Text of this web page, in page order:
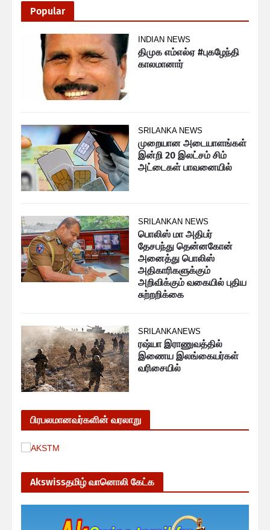
Popular
INDIAN NEWS
திமுக எம்எல்ஏ #புகழேந்தி
காலமானார்
SRILANKA NEWS
முறையான அடையாளங்கள்
இன்றி 20 இலட்சம் சிம்
அட்டைகள் பாவனையில்
SRILANKAN NEWS
பொலிஸ் மா அதிபர்
தேசபந்து தென்னகோன்
அனைத்து பொலிஸ்
அதிகாரிகளுக்கும்
அறிவிக்கும் வகையில் புதிய
சுற்றறிக்கை
SRILANKANEWS
ரஷ்யா இராணுவத்தில்
இணைய இலங்கையர்கள்
வரிசையில்
பிரபலமானவர்களின் வரலாறு
Akswissதமிழ் வானொலி கேட்க